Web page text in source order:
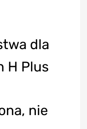
dla
H Plus
nie